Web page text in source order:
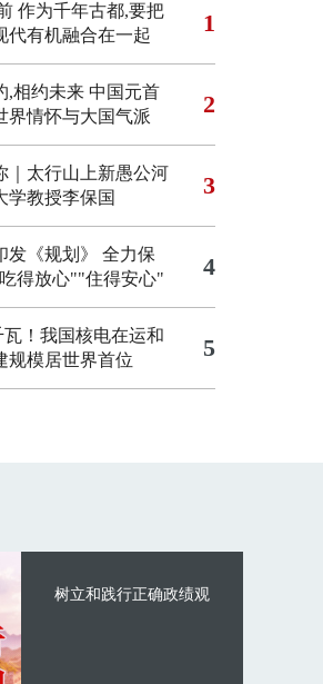
作为千年古都,要把
代有机融合在一起
1
,相约未来 中国元首
界情怀与大国气派
2
｜太行山上新愚公河
学教授李保国
3
发《规划》 全力保
得放心""住得安心"
4
瓦！我国核电在运和
规模居世界首位
5
树立和践行正确政绩观